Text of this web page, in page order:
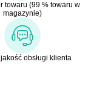
towaru (99 % towaru w
magazynie)
obsługi klienta